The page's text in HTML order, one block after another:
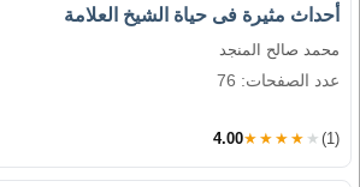
أحداث مثيرة فى حياة الشيخ العلامة
محمد صالح المنجد
عدد الصفحات: 76
4.00★★★★★ (1)